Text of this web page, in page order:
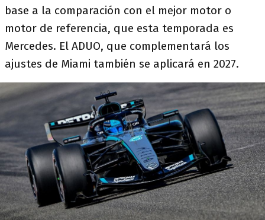
base a la comparación con el mejor motor o
motor de referencia, que esta temporada es
Mercedes. El ADUO, que complementará los
ajustes de Miami también se aplicará en 2027.